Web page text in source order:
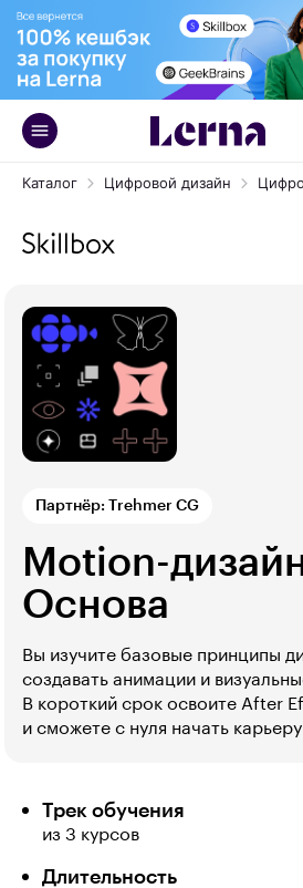
Каталог Цифровой дизайн
Партнёр: Trehmer CG
Motion-
Основа
Вы изучите базовые принципы
создавать анимации и
В короткий срок освоите After
и сможете с нуля начать
Трек обучения
из 3 курсов
Длительность